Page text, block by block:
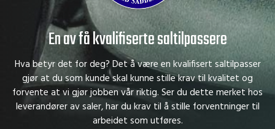
En av få kvalifiserte saltilpassere
Hva betyr det for deg? Det å være en kvalifisert saltilpasser
gjør at du som kunde skal kunne stille krav til kvalitet og
forvente at vi gjør jobben vår riktig. Ser du dette merket hos
leverandører av saler, har du krav til å stille forventninger til
arbeidet som utføres.